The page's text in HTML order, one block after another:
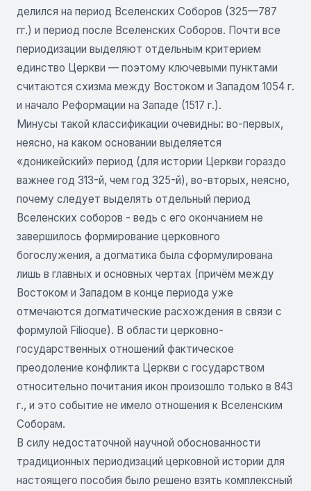
делился на период Вселенских Соборов (325—787
гг.) и период после Вселенских Соборов. Почти все
периодизации выделяют отдельным критерием
единство Церкви — поэтому ключевыми пунктами
считаются схизма между Востоком и Западом 1054 г.
и начало Реформации на Западе (1517 г.).
Минусы такой классификации очевидны: во-первых,
неясно, на каком основании выделяется
«доникейский» период (для истории Церкви гораздо
важнее год 313-й, чем год 325-й), во-вторых, неясно,
почему следует выделять отдельный период
Вселенских соборов - ведь с его окончанием не
завершилось формирование церковного
богослужения, а догматика была сформулирована
лишь в главных и основных чертах (причём между
Востоком и Западом в конце периода уже
отмечаются догматические расхождения в связи с
формулой Filioque). В области церковно-
государственных отношений фактическое
преодоление конфликта Церкви с государством
относительно почитания икон произошло только в 843
г., и это событие не имело отношения к Вселенским
Соборам.
В силу недостаточной научной обоснованности
традиционных периодизаций церковной истории для
настоящего пособия было решено взять комплексный